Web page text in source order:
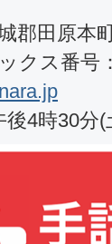
郡田原本
クス番号
4時30分